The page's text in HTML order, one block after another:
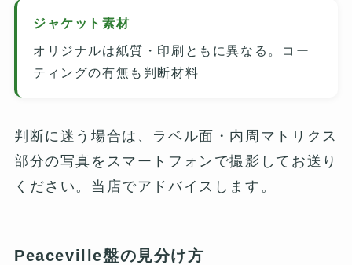
ジャケット素材
オリジナルは紙質・印刷ともに異なる。コー
ティングの有無も判断材料
判断に迷う場合は、ラベル面・内周マトリクス
部分の写真をスマートフォンで撮影してお送り
ください。当店でアドバイスします。
Peaceville盤の見分け方